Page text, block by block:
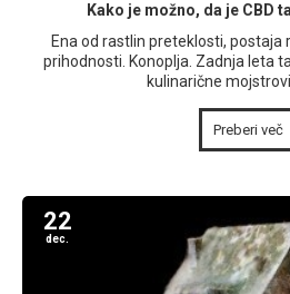
Kako je možno, da je CBD
Ena od rastlin preteklosti,
prihodnosti. Konoplja. Zadnja leta
kulinarične
Preberi več
22
dec.